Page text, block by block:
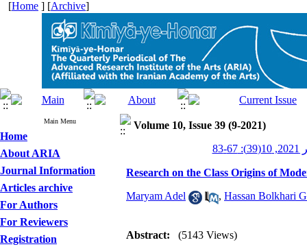
[Home ] [Archive]
Main Menu
Home
About ARIA
Journal Information
Articles archive
For Authors
For Reviewers
Registration
Volume 10, Issue 39 (9-2021)
Research on the Class Origins of
Maryam Adel , Hassan Bolkhari
Abstract: (5143 Views)